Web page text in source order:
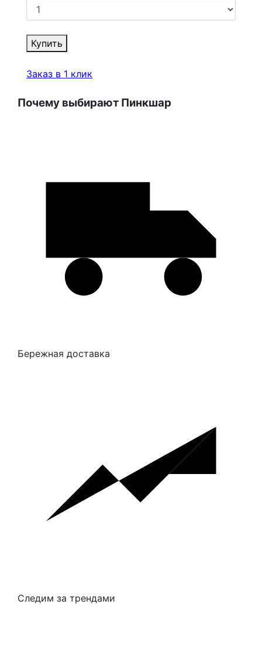
Купить
Заказ в 1 клик
Почему выбирают Пинкшар
Бережная доставка
Следим за трендами